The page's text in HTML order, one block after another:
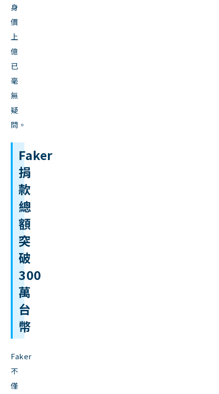
身
價
上
億
已
毫
無
疑
問。
Faker
捐
款
總
額
突
破
300
萬
台
幣
Faker
不
僅